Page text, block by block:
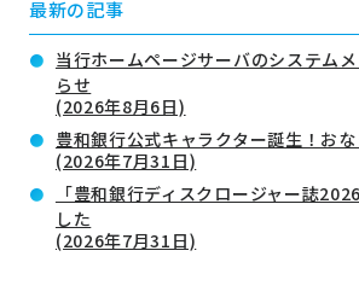
最新の記事
当行ホームページサーバのシステム
らせ
(2026年8月6日)
豊和銀行公式キャラクター誕生！おな
(2026年7月31日)
「豊和銀行ディスクロージャー誌
した
(2026年7月31日)